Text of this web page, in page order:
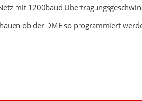
mit 1200baud
ob der DME so programmiert